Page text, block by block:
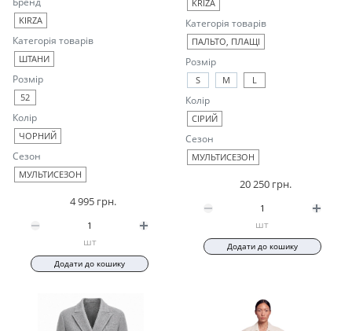
KIRZA
Категорія товарів
ШТАНИ
Розмір
52
Колір
ЧОРНИЙ
Сезон
МУЛЬТИСЕЗОН
4 995 грн.
шт
Додати до кошику
KRIZA
Категорія товарів
ПАЛЬТО, ПЛАЩІ
Розмір
S M L
Колір
СІРИЙ
Сезон
МУЛЬТИСЕЗОН
20 250 грн.
шт
Додати до кошику